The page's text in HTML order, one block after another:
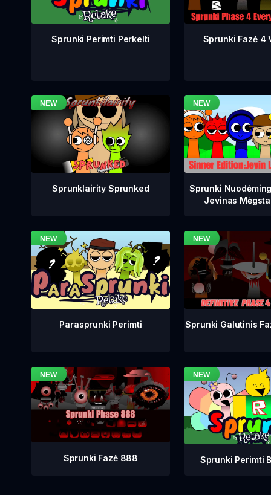
Sprunki Perimti Perkelti Sprunki Fazė 4
Sprunklairity Sprunked
Sprunki
Jevinas
Parasprunki Perimti Sprunki Galutinis
Sprunki Fazė 888 Sprunki Perimti